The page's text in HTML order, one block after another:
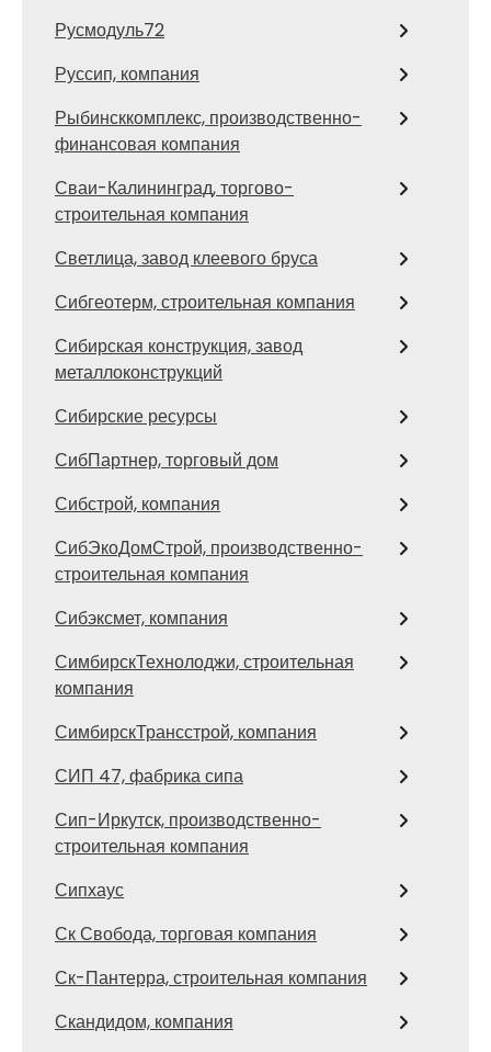
Русмодуль72
Руссип, компания
Рыбинсккомплекс, производственно-
финансовая компания
Сваи-Калининград, торгово-
строительная компания
Светлица, завод клеевого бруса
Сибгеотерм, строительная компания
Сибирская конструкция, завод
металлоконструкций
Сибирские ресурсы
СибПартнер, торговый дом
Сибстрой, компания
СибЭкоДомСтрой, производственно-
строительная компания
Сибэксмет, компания
СимбирскТехнолоджи, строительная
компания
СимбирскТрансстрой, компания
СИП 47, фабрика сипа
Сип-Иркутск, производственно-
строительная компания
Сипхаус
Ск Свобода, торговая компания
Ск-Пантерра, строительная компания
Скандидом, компания